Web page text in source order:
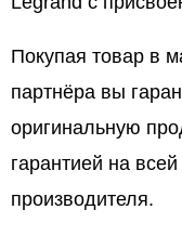
Покупая товар в
партнёра вы
оригинальную
гарантией на
производителя.